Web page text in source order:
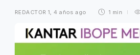
REDACTOR 1, 4 años ago 1 min